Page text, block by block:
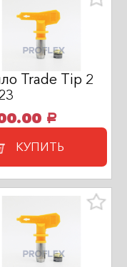
Trade Tip 2
a
КУПИТЬ